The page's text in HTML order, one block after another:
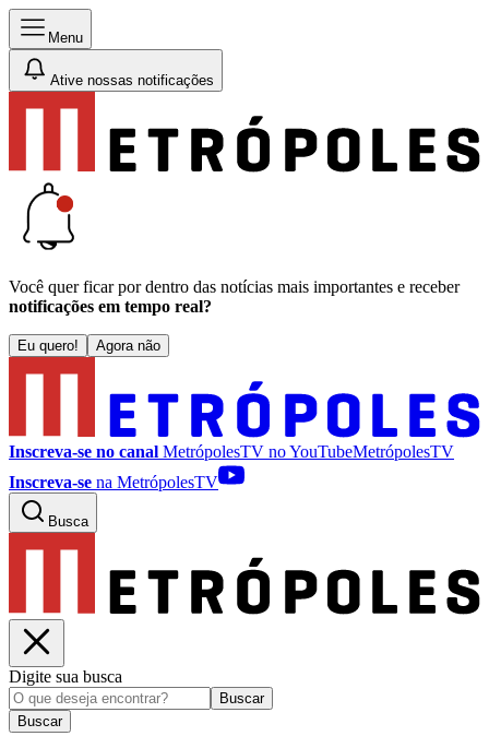
Menu
Ative nossas notificações
Você quer ficar por dentro das notícias mais importantes e receber
notificações em tempo real?
Eu quero! Agora não
Inscreva-se no canal MetrópolesTV noYouTubeMetrópolesTV
Inscreva-se na MetrópolesTV
Busca
Digite sua busca
Buscar
Buscar